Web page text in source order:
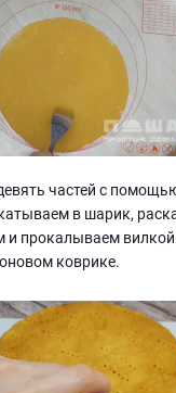
частей с
в шарик,
и прокалываем
коврике.